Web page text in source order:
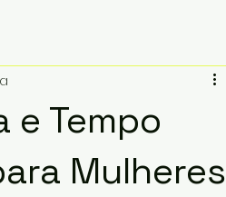
e Tempo
Mulheres